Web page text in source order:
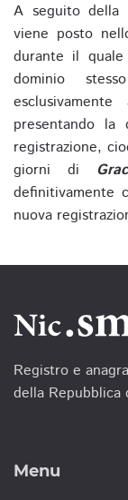
A seguito della
viene posto
durante il
dominio
presentando la
registrazione,
giorni di
definitivamente
nuova
Registro e
della Repubblica
Menu